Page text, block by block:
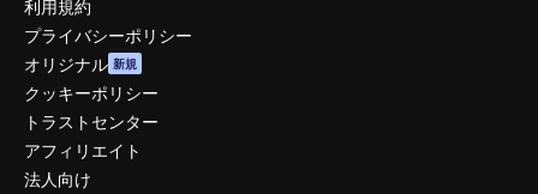
利用規約
プライバシーポリシー
オリジナル 新規
クッキーポリシー
トラストセンター
アフィリエイト
法人向け